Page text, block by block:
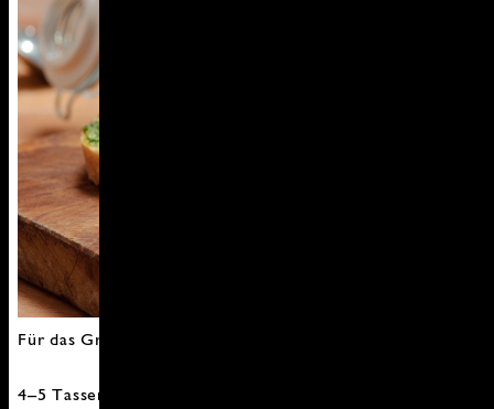
Für das Grünkohl-Pesto:
4–5 Tassen Grünkohl, gewaschen, gezupft, gehackt